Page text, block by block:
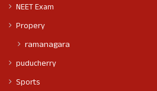
NEET Exam
Propery
ramanagara
puducherry
Sports